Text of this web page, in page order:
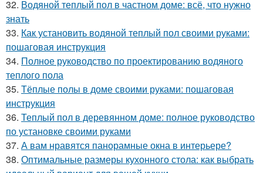
32. Водяной теплый пол в частном доме: всё, что нужно
знать
33. Как установить водяной теплый пол своими руками:
пошаговая инструкция
34. Полное руководство по проектированию водяного
теплого пола
35. Тёплые полы в доме своими руками: пошаговая
инструкция
36. Теплый пол в деревянном доме: полное руководство
по установке своими руками
37. А вам нравятся панорамные окна в интерьере?
38. Оптимальные размеры кухонного стола: как выбрать